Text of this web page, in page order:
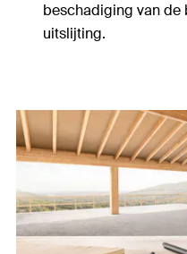
beschadiging van
uitslijting.